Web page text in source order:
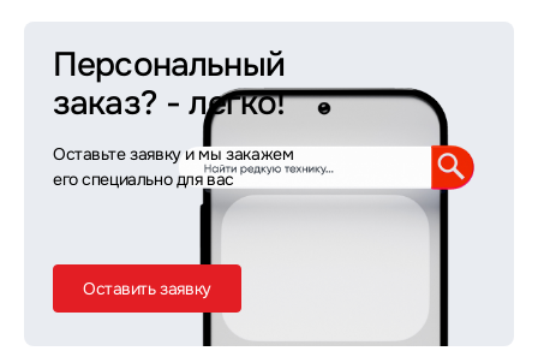
Персональный
заказ? - легко!
Оставьте заявку и мы закажем
его специально для вас
Оставить заявку